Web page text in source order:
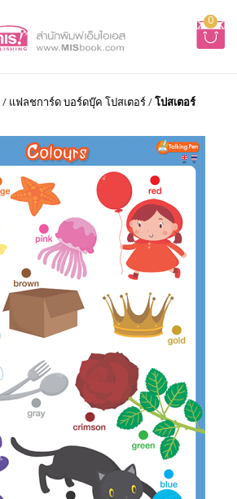
0
/ แฟลชการ์ด บอร์ดบุ๊ค โปสเตอร์/โปสเตอร์